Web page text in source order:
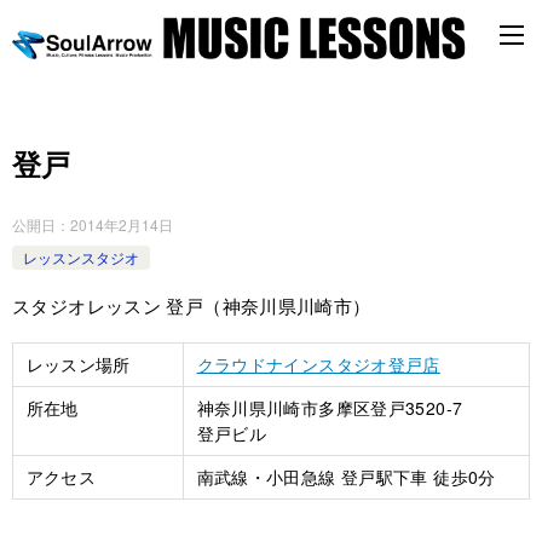
登戸
公開日： 2014年2月14日
レッスンスタジオ
スタジオレッスン 登戸（神奈川県川崎市）
レッスン場所
クラウドナインスタジオ登戸店
所在地
神奈川県川崎市多摩区登戸3520-7
登戸ビル
アクセス
南武線・小田急線 登戸駅下車 徒歩0分